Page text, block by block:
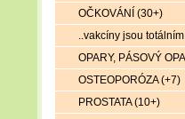
OČKOVÁNÍ (30+)
..vakcíny jsou
OPARY, PÁSOVÝ
OSTEOPORÓZA (+7)
PROSTATA (10+)